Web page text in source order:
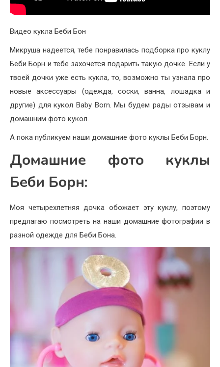
Видео кукла Беби Бон
Микруша надеется, тебе понравилась подборка про куклу
Беби Борн и тебе захочется подарить такую дочке. Если у
твоей дочки уже есть кукла, то, возможно ты узнала про
новые аксессуары (одежда, соски, ванна, лошадка и
другие) для кукол Baby Born. Мы будем рады отзывам и
домашним фото кукол.
А пока публикуем наши домашние фото куклы Беби Борн.
Домашние фото куклы
Беби Борн:
Моя четырехлетняя дочка обожает эту куклу, поэтому
предлагаю посмотреть на наши домашние фотографии в
разной одежде для Беби Бона.